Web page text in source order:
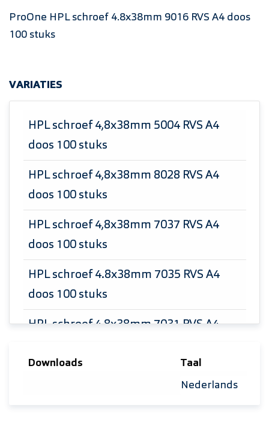
ProOne HPL schroef 4.8x38mm 9016 RVS A4 doos
100 stuks
VARIATIES
HPL schroef 4,8x38mm 5004 RVS A4
doos 100 stuks
HPL schroef 4,8x38mm 8028 RVS A4
doos 100 stuks
HPL schroef 4,8x38mm 7037 RVS A4
doos 100 stuks
HPL schroef 4.8x38mm 7035 RVS A4
doos 100 stuks
HPL schroef 4,8x38mm 7031 RVS A4
Downloads
Taal
Selecteer taal